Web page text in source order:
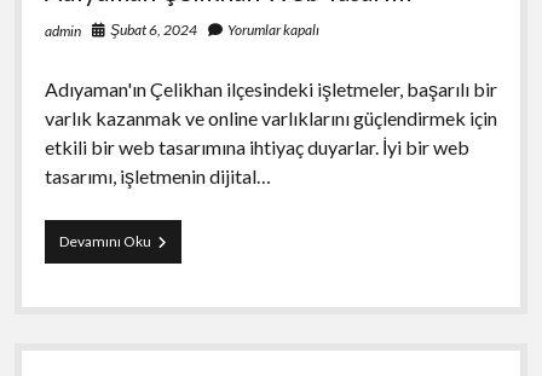
Sayfa Listesi
admin Şubat 6, 2024 Yorumlar kapalı
Adıyaman'ın Çelikhan ilçesindeki işletmeler, başarılı bir
varlık kazanmak ve online varlıklarını güçlendirmek için
etkili bir web tasarımına ihtiyaç duyarlar. İyi bir web
tasarımı, işletmenin dijital…
Devamını OkuAdıyaman
Çelikhan
Tasarım